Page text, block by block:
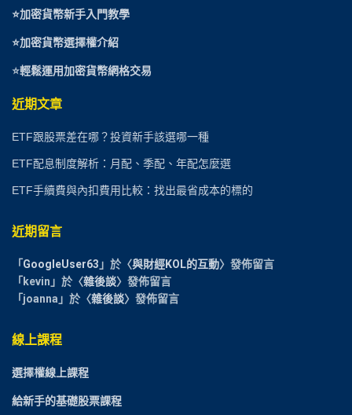
⭐加密貨幣新手入門教學
⭐加密貨幣選擇權介紹
⭐輕鬆運用加密貨幣網格交易
近期文章
ETF跟股票差在哪？投資新手該選哪一種
ETF配息制度解析：月配、季配、年配怎麼選
ETF手續費與內扣費用比較：找出最省成本的標的
近期留言
「 GoogleUser63 」於〈與財經KOL的互動〉發佈留言
「 kevin 」於〈雜後談〉發佈留言
「 joanna 」於〈雜後談〉發佈留言
線上課程
選擇權線上課程
給新手的基礎股票課程